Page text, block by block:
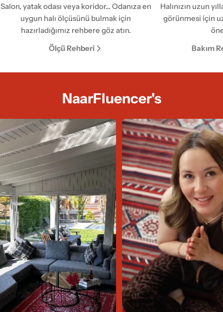
Salon, yatak odası veya koridor... Odanıza en
uygun halı ölçüsünü bulmak için
hazırladığımız rehbere göz atın.
Ölçü Rehberi
Halınızın uzun
görünmesi için
Bakım
NaarFluencer's